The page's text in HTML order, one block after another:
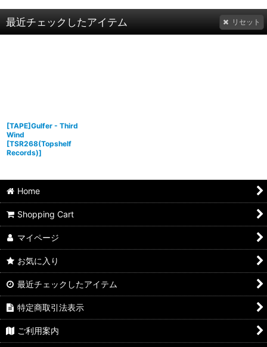
最近チェックしたアイテム リセット
[TAPE]Gulfer - Third
Wind
[TSR268(Topshelf
Records)]
Home
Shopping Cart
マイページ
お気に入り
最近チェックしたアイテム
特定商取引法表示
ご利用案内